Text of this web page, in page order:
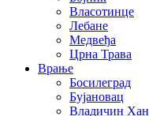
Власотинце
Лебане
Медвеђа
Црна Трава
Врање
Босилеград
Бујановац
Владичин Хан